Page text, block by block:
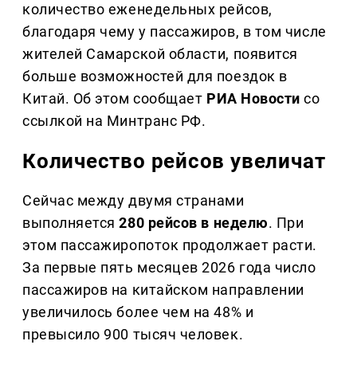
количество еженедельных рейсов,
благодаря чему у пассажиров, в том числе
жителей Самарской области, появится
больше возможностей для поездок в
Китай. Об этом сообщает РИА Новости со
ссылкой на Минтранс РФ.
Количество рейсов увеличат
Сейчас между двумя странами
выполняется280 рейсов в неделю. При
этом пассажиропоток продолжает расти.
За первые пять месяцев 2026 года число
пассажиров на китайском направлении
увеличилось более чем на 48% и
превысило 900 тысяч человек.